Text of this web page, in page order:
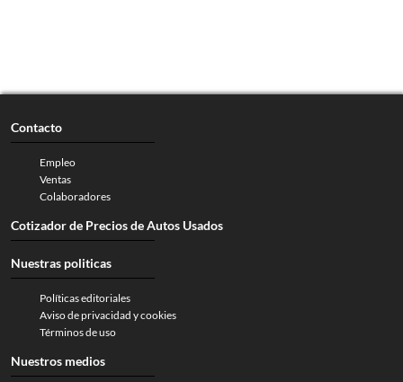
Contacto
Empleo
Ventas
Colaboradores
Cotizador de Precios de Autos Usados
Nuestras politicas
Políticas editoriales
Aviso de privacidad y cookies
Términos de uso
Nuestros medios